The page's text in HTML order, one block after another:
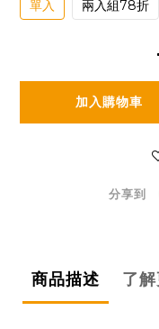
單入 兩入組78折
加入購物車
分享到
商品描述 了